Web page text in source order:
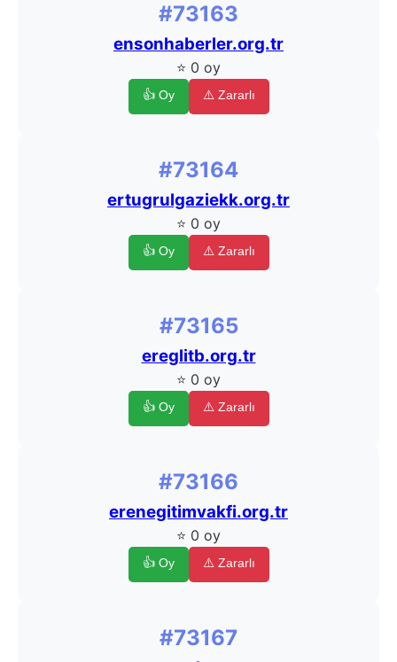
#73163
ensonhaberler.org.tr
⭐ 0 oy
👍 Oy ⚠️ Zararlı
#73164
ertugrulgaziekk.org.tr
⭐ 0 oy
👍 Oy ⚠️ Zararlı
#73165
ereglitb.org.tr
⭐ 0 oy
👍 Oy ⚠️ Zararlı
#73166
erenegitimvakfi.org.tr
⭐ 0 oy
👍 Oy ⚠️ Zararlı
#73167